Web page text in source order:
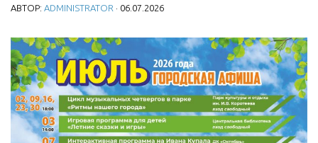
Документы
Правовая база
Противодействие коррупции
Отчеты о деятельности
Учреждения культуры
АВТОР: ADMINISTRATOR · 06.07.2026